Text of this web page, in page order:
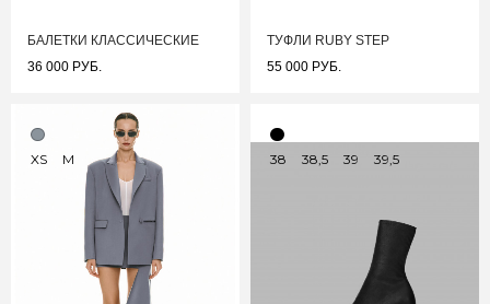
БАЛЕТКИ КЛАССИЧЕСКИЕ
36 000 РУБ.
ТУФЛИ RUBY STEP
55 000 РУБ.
XS M 38 38,5 39 39,5